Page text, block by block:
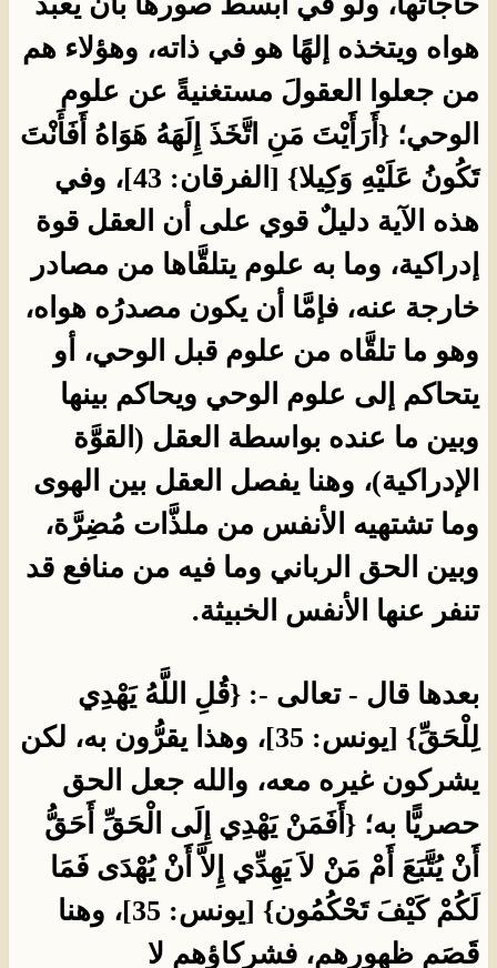
هواه ويتخذه إلهًا هو في ذاته، وهؤلاء هم
من جعلوا العقولَ مستغنيةً عن علوم
الوحي؛ {أَرَأَيْتَ مَنِ اتَّخَذَ إِلَهَهُ هَوَاهُ أَفَأَنْتَ
تَكُونُ عَلَيْهِ وَكِيلا} [الفرقان: 43]، وفي
هذه الآية دليلٌ قوي على أن العقل قوة
إدراكية، وما به علوم يتلقَّاها من مصادر
خارجة عنه، فإمَّا أن يكون مصدرُه هواه،
وهو ما تلقَّاه من علوم قبل الوحي، أو
يتحاكم إلى علوم الوحي ويحاكم بينها
وبين ما عنده بواسطة العقل (القوَّة
الإدراكية)، وهنا يفصل العقل بين الهوى
وما تشتهيه الأنفس من ملذَّات مُضِرَّة،
وبين الحق الرباني وما فيه من منافع قد
تنفر عنها الأنفس الخبيثة.
بعدها قال - تعالى -: {قُلِ اللَّهُ يَهْدِي
لِلْحَقِّ} [يونس: 35]، وهذا يقرُّون به، لكن
يشركون غيره معه، والله جعل الحق
حصريًّا به؛ {أَفَمَنْ يَهْدِي إِلَى الْحَقِّ أَحَقُّ
أَنْ يُتَّبَعَ أَمْ مَنْ لاَ يَهِدِّي إِلاَّ أَنْ يُهْدَى فَمَا
لَكُمْ كَيْفَ تَحْكُمُون} [يونس: 35]، وهنا
قَصَم ظهورهم، فشركاؤهم لا